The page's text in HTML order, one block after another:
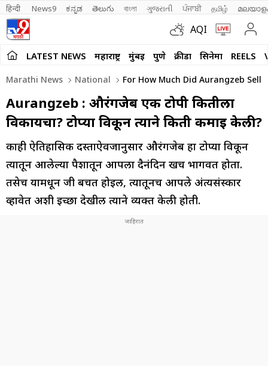
हिन्दी News9 ಕನ್ನಡ తెలుగు বাংলা ગુજરાતી ਪੰਜਾਬੀ தமிழ்
AQI
LATEST NEWS महाराष्ट्र मुंबई पुणे क्रीडा सिनेमा REELS
Marathi News National For How Much Did Aurangzeb Sell
Aurangzeb : औरंगजेब एक टोपी कितीला
विकायचा? टोप्या विकून त्याने किती कमाई केली?
काही ऐतिहासिक दस्ताऐवजानुसार औरंगजेब हा टोप्या विकून
त्यातून आलेल्या पैशातून आपला दैनंदिन खर्च भागवत होता.
तसेच यामधून जी बचत होईल, त्यातूनच आपले अंत्यसंस्कार
व्हावेत अशी इच्छा देखील त्याने व्यक्त केली होती.